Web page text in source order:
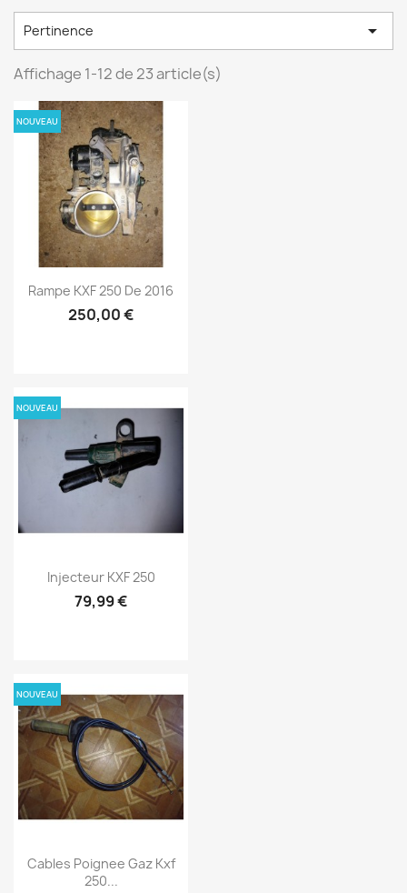
Pertinence 
Affichage 1-12 de 23 article(s)
Rampe KXF 250 De 2016
250,00 €
NOUVEAU
Injecteur KXF 250
79,99 €
NOUVEAU
Cables Poignee Gaz Kxf
250...
NOUVEAU